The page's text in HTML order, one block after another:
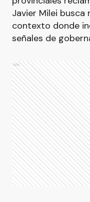
Javier Milei busca
contexto donde
señales de
Ads